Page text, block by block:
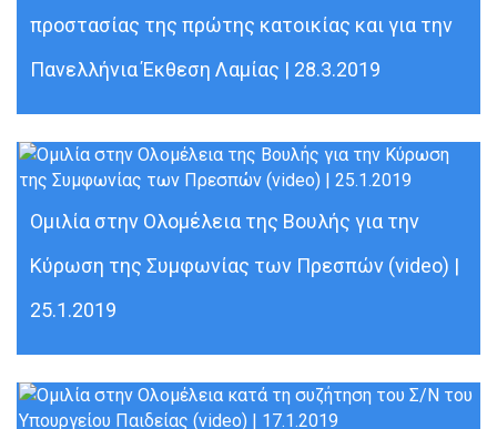
προστασίας της πρώτης κατοικίας και για την
Πανελλήνια Έκθεση Λαμίας | 28.3.2019
Ομιλία στην Ολομέλεια της Βουλής για την
Κύρωση της Συμφωνίας των Πρεσπών (video) |
25.1.2019